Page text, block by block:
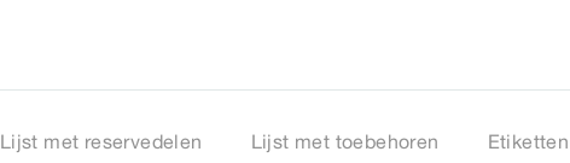
Lijst met reservedelen Lijst met toebehoren Etiketten